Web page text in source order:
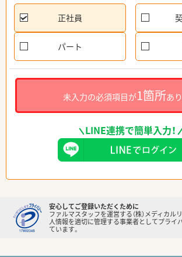
正社員
パート
未入力の必須項目が1箇所あ
LINE連携で簡単入力！
安心してご登録いただくために
ファルマスタッフを運営する（株）メディカル
人情報を適切に管理する事業者としてプライ
ています。